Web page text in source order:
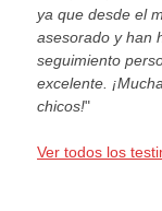
ya que desde el
asesorado y han
seguimiento
excelente.
chicos!"
Ver todos los